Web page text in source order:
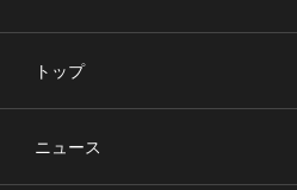
トップ
ニュース